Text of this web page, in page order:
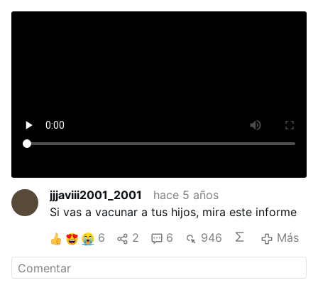
jjjaviii2001_2001
hace 5 años
Si vas a vacunar a tus hijos, mira este informe
6
2 6 946 Más